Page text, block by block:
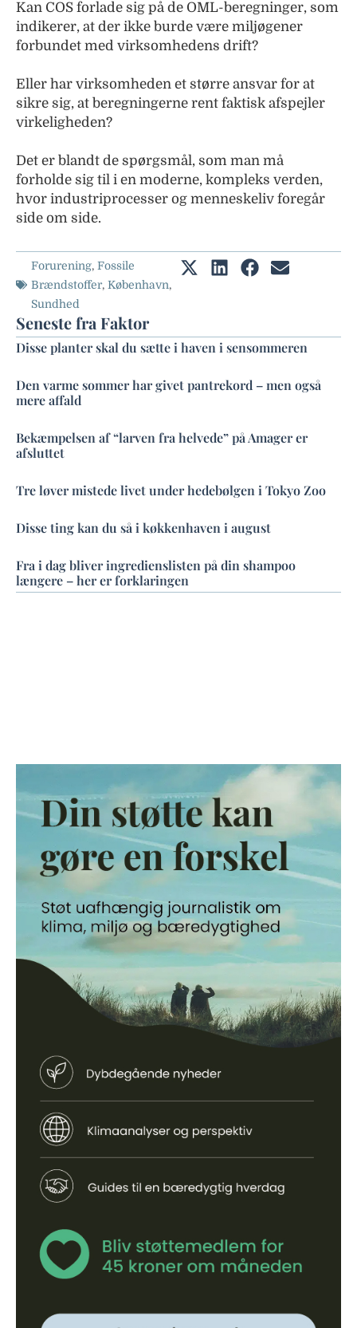
Kan COS forlade sig på de OML-beregninger, som
indikerer, at der ikke burde være miljøgener
forbundet med virksomhedens drift?
Eller har virksomheden et større ansvar for at
sikre sig, at beregningerne rent faktisk afspejler
virkeligheden?
Det er blandt de spørgsmål, som man må
forholde sig til i en moderne, kompleks verden,
hvor industriprocesser og menneskeliv foregår
side om side.
Forurening, Fossile
Brændstoffer, København,
Sundhed
Seneste fra Faktor
Disse planter skal du sætte i haven i sensommeren
Den varme sommer har givet pantrekord – men også
mere affald
Bekæmpelsen af “larven fra helvede” på Amager er
afsluttet
Tre løver mistede livet under hedebølgen i Tokyo Zoo
Disse ting kan du så i køkkenhaven i august
Fra i dag bliver ingredienslisten på din shampoo
længere – her er forklaringen